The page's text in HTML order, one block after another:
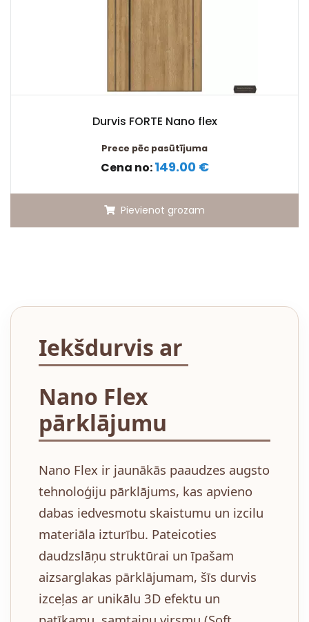
Durvis FORTE Nano flex
Prece pēc pasūtījuma
Cena no:149.00 €
Pievienot grozam
Iekšdurvis ar
Nano Flex
pārklājumu
Nano Flex ir jaunākās paaudzes augsto
tehnoloģiju pārklājums, kas apvieno
dabas iedvesmotu skaistumu un izcilu
materiāla izturību. Pateicoties
daudzslāņu struktūrai un īpašam
aizsarglakas pārklājumam, šīs durvis
izceļas ar unikālu 3D efektu un